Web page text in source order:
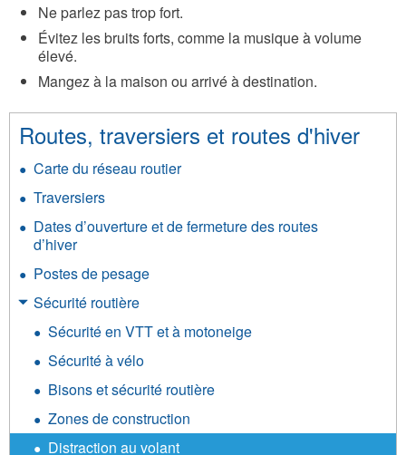
Ne parlez pas trop fort.
Évitez les bruits forts, comme la musique à volume
élevé.
Mangez à la maison ou arrivé à destination.
Routes, traversiers et routes d'hiver
Carte du réseau routier
Traversiers
Dates d’ouverture et de fermeture des routes
d’hiver
Postes de pesage
Sécurité routière
Sécurité en VTT et à motoneige
Sécurité à vélo
Bisons et sécurité routière
Zones de construction
Distraction au volant